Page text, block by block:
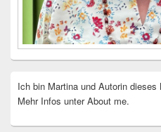
Ich bin Martina und Autorin dieses
Mehr Infos unter About me.